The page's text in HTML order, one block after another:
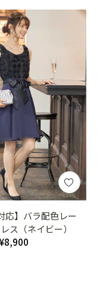
応】バラ配色レー
ス（ネイビー）
¥8,900